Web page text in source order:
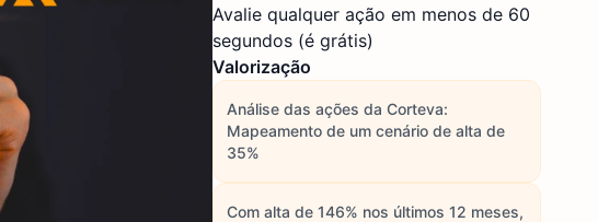
Avalie qualquer ação em menos de 60
segundos (é grátis)
Valorização
Análise das ações da Corteva:
Mapeamento de um cenário de alta de
35%
Com alta de 146% nos últimos 12 meses,